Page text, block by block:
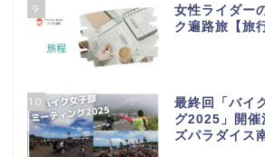
9
女性ライダー
ク遍路旅【旅
10
最終回「バイ
グ2025」開催
ズパラダイス